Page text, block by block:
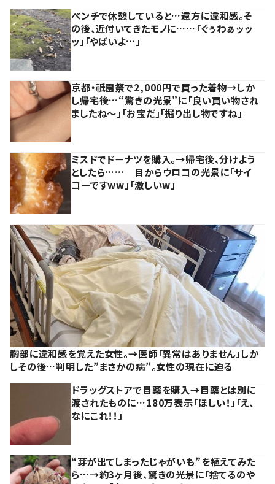
ベンチで休憩していると…遠方に違和感。そ
の後、近付いてきたモノに……「ぐぅわぁッッ
ッ」「やばいよ…」
京都・祇園祭で2,000円で買った着物→しか
し帰宅後…“驚きの光景”に「良い買い物され
ましたね～」「お宝だ」「掘り出し物ですね」
ミスドでドーナツを購入。→帰宅後、分けよう
としたら…… 目からウロコの光景に「サイ
コーですww」「激しいw」
胸部に違和感を覚えた女性。→医師「異常はありません」しか
しその後…判明した”まさかの病”。女性の現在に迫る
ドラッグストアで目薬を購入→目薬とは別に
渡されたものに…180万表示「ほしい！」「え、
なにこれ！！」
“芽が出てしまったじゃがいも”を植えてみた
ら…→約3ヶ月後、驚きの光景に「捨てるのや